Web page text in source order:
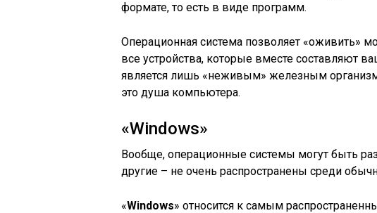
формате, то есть в виде программ.
Операционная система позволяет «оживить»
все устройства, которые вместе составляют
является лишь «неживым» железным
это душа компьютера.
«Windows»
Вообще, операционные системы могут быть
другие – не очень распространены среди
«Windows» относится к самым